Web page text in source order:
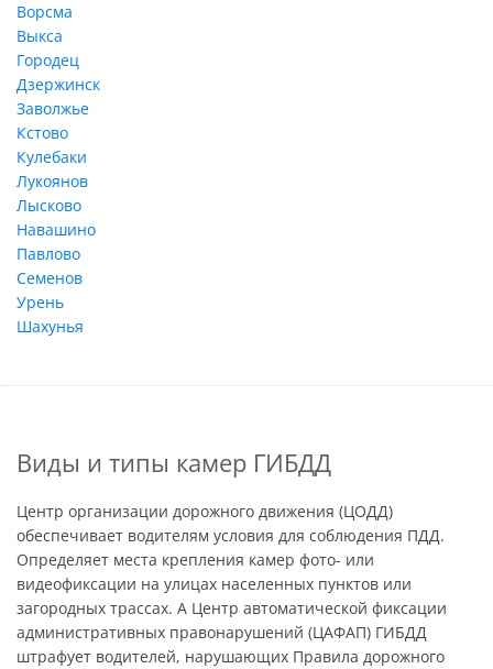
Ворсма
Выкса
Городец
Дзержинск
Заволжье
Кстово
Кулебаки
Лукоянов
Лысково
Навашино
Павлово
Семенов
Урень
Шахунья
Виды и типы камер ГИБДД
Центр организации дорожного движения (ЦОДД)
обеспечивает водителям условия для соблюдения ПДД.
Определяет места крепления камер фото- или
видеофиксации на улицах населенных пунктов или
загородных трассах. А Центр автоматической фиксации
административных правонарушений (ЦАФАП) ГИБДД
штрафует водителей, нарушающих Правила дорожного